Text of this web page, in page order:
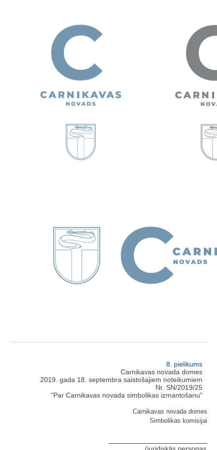
8. pielikums
Carnikavas novada domes
2019. gada 18. septembra saistošajiem noteikumiem
Nr. SN/2019/25
"Par Carnikavas novada simbolikas izmantošanu"
Carnikavas novada domes
Simbolikas komisijai